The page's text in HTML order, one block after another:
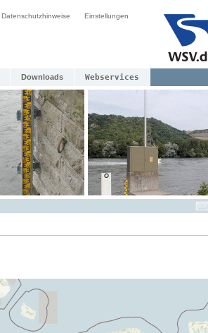
Datenschutzhinweise Einstellungen
Downloads Webservices